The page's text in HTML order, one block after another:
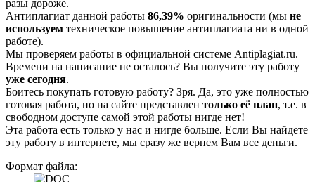
разы дороже.
Антиплагиат данной работы 86,39% оригинальности (мы не
используем техническое повышение антиплагиата ни в одной
работе).
Мы проверяем работы в официальной системе Аntiplagiat.ru.
Времени на написание не осталось? Вы получите эту работу
уже сегодня.
Боитесь покупать готовую работу? Зря. Да, это уже полностью
готовая работа, но на сайте представлен только её план, т.е. в
свободном доступе самой этой работы нигде нет!
Эта работа есть только у нас и нигде больше. Если Вы найдете
эту работу в интернете, мы сразу же вернем Вам все деньги.
Формат файла: